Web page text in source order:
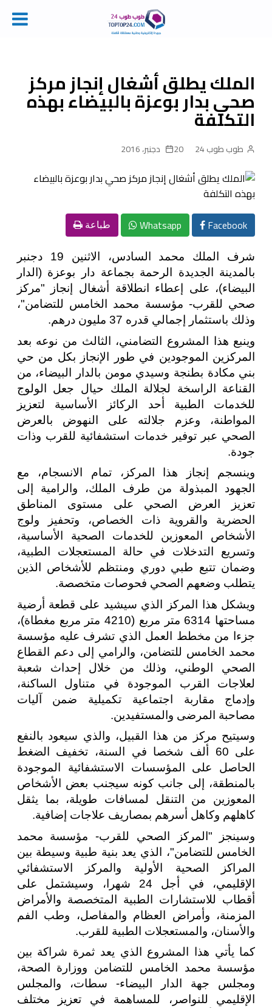
contentالملك يطلق أشغال إنجاز مركز
صحي بدار بوعزة بالبيضاء بهذه
التكلفة
طوب طوب 24 20 دجنبر، 2016
Facebook
Whatsapp طباعة
شرف الملك محمد السادس، الاثنين 19 دجنبر
بالمدينة الجديدة الرحمة بجماعة دار بوعزة (الدار
البيضاء)، على إعطاء انطلاقة أشغال إنجاز "مركز
صحي للقرب- مؤسسة محمد الخامس للتضامن"،
وذلك باستثمار إجمالي قدره 37 مليون درهم.
وينبع هذا المشروع التضامني، الثالث من نوعه بعد
المركزين الموجودين في طور الإنجاز بكل من حي
بني مكادة بطنجة وسيدي مومن بالدار البيضاء، من
القناعة الراسخة لجلالة الملك حيال جعل الولوج
للخدمات الطبية أحد الركائز الأساسية لتعزيز
المواطنة، وعزم جلالته على النهوض بالعرض
الصحي عبر توفير خدمات استشفائية للقرب وذات
جودة.
وينسجم إنجاز هذا المركز، تمام الانسجام، مع
الجهود المبذولة من طرف الملك، والرامية إلى
تعزيز العرض الصحي على مستوى المناطق
الحضرية والقروية ذات الخصاص، وتحفيز ولوج
الأشخاص المعوزين للخدمات الصحية الأساسية،
وتسريع التدخلات في حالة المستعجلات الطبية،
وضمان تتبع طبي دوري ومنتظم للأشخاص الذين
يتطلب وضعهم الصحي فحوصات متخصصة.
ويشكل هذا المركز الذي سيشيد على قطعة أرضية
مساحتها 6314 متر مربع (4210 متر مربع مغطاة)،
جزءا من مخطط العمل الذي تشرف عليه مؤسسة
محمد الخامس للتضامن، والرامي إلى دعم القطاع
الصحي الوطني، وذلك من خلال إحداث شعبة
لعلاجات القرب الموجودة في متناول الساكنة،
وإدماج مقاربة اجتماعية تكميلية ضمن آليات
مصاحبة المرضى والمستفيدين.
وسيتيح مركز من هذا القبيل، والذي سيعود بالنفع
على 60 ألف شخصا في السنة، تخفيف الضغط
الحاصل على المؤسسات الاستشفائية الموجودة
بالمنطقة، إلى جانب كونه سيجنب بعض الأشخاص
المعوزين من التنقل لمسافات طويلة، بما يثقل
كاهلهم وكاهل أسرهم بمصاريف علاجات إضافية.
وسينجز "المركز الصحي للقرب- مؤسسة محمد
الخامس للتضامن"، الذي يعد بنية طبية وسيطة بين
المراكز الصحية الأولية والمركز الاستشفائي
الإقليمي، في أجل 24 شهرا، وسيشتمل على
أقطاب للاستشارات الطبية المتخصصة والأمراض
المزمنة، وأمراض العظام والمفاصل، وطب الفم
والأسنان، والمستعجلات الطبية للقرب.
كما يأتي هذا المشروع الذي يعد ثمرة شراكة بين
مؤسسة محمد الخامس للتضامن ووزارة الصحة،
ومجلس جهة الدار البيضاء- سطات، والمجلس
الإقليمي للنواصر، للمساهمة في تعزيز مختلف